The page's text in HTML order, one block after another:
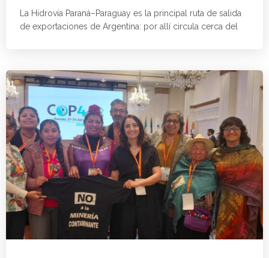
La Hidrovía Paraná–Paraguay es la principal ruta de salida
de exportaciones de Argentina: por allí circula cerca del